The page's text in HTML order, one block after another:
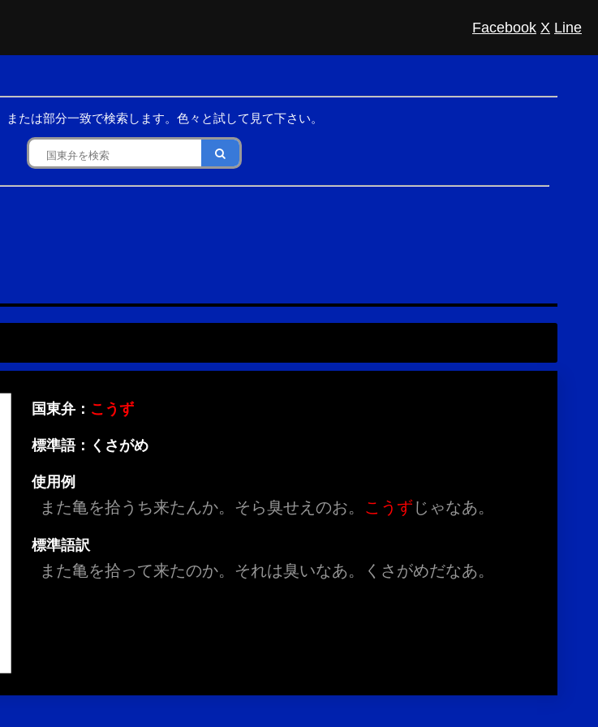
Facebook X Line
または部分一致で検索します。色々と試して見て下さい。
国東弁： こうず
標準語：くさがめ
使用例
また亀を拾うち来たんか。そら臭せえのお。 こうずじゃなあ。
標準語訳
また亀を拾って来たのか。それは臭いなあ。くさがめだなあ。